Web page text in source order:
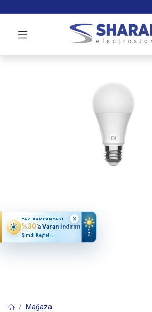
Mağaza
YAZ KAMPANYASI
%30'a Varan İndirim
Şimdi Keşfet→ YAZ
×